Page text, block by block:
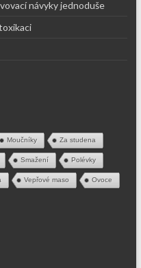
návyky jednoduše
Moučníky Za studena
Smažení Polévky
Vepřové maso Ovoce